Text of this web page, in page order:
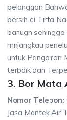
pelanggan
bersih di Tirta
banugn
mnjangkau
untuk Pengairan
terbaik dan
3. Bor Mata
Nomor Telepon:
Jasa Mantek Air